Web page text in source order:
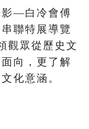
影—白冷會傅
聯特展導覽
觀眾從歷史文
向，更了解
化意涵。